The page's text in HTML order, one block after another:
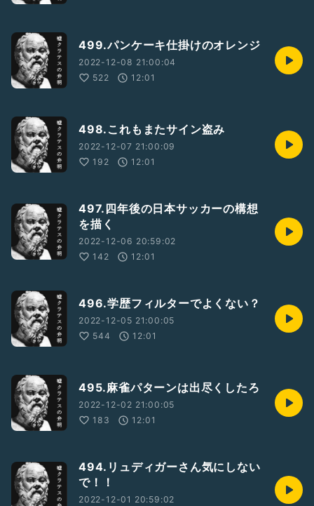
499.パンケーキ仕掛けのオレンジ
2022-12-08 21:00:04
522
12:01
498.これもまたサイン盗み
2022-12-07 21:00:09
192
12:01
497.四年後の日本サッカーの構想
を描く
2022-12-06 20:59:02
142
12:01
496.学歴フィルターでよくない？
2022-12-05 21:00:05
544
12:01
495.麻雀パターンは出尽くしたろ
2022-12-02 21:00:05
183
12:01
494.リュディガーさん気にしない
で！！
2022-12-01 20:59:02